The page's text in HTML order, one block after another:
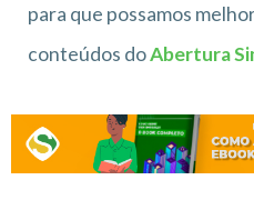
para que possamos
conteúdos doAbertura